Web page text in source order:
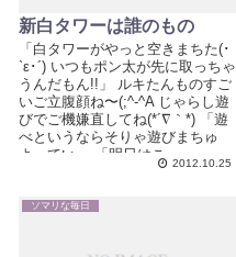
新白タワーは誰のもの
「白タワーがやっと空きまちた(･
`ε･´) いつもポン太が先に取っちゃ
うんだもん!!」 ルキたんものすご
いご立腹顔ね〜(;^-^A じゃらし遊
びでご機嫌直してね(*´∇｀*) 「遊
べというならそりゃ遊びまちゅ
よ」ていっ 「明日はこ...
2012.10.25
ソマリな毎日